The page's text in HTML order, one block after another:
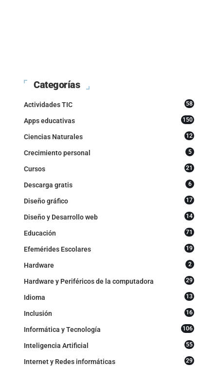
Categorías
Actividades TIC 58
Apps educativas 150
Ciencias Naturales 12
Crecimiento personal 5
Cursos 21
Descarga gratis 6
Diseño gráfico 17
Diseño y Desarrollo web 14
Educación 71
Efemérides Escolares 19
Hardware 2
Hardware y Periféricos de la computadora 29
Idioma 13
Inclusión 16
Informática y Tecnología 106
Inteligencia Artificial 55
Internet y Redes informáticas 29